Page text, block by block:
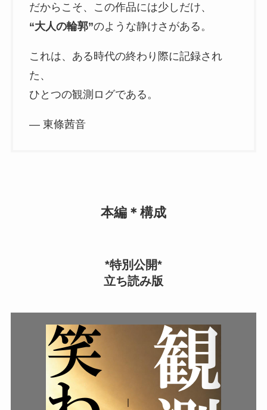
だからこそ、この作品には少しだけ、
“大人の輪郭”のような静けさがある。
これは、ある時代の終わり際に記録され
た、
ひとつの観測ログである。
— 東條茜音
本編＊構成
*特別公開*
立ち読み版